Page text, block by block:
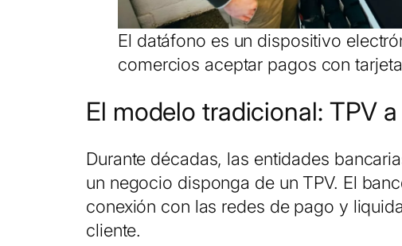
El datáfono es un dispositivo
comercios aceptar pagos con
El modelo tradicional: TPV
Durante décadas, las entidades
un negocio disponga de un TPV. El
conexión con las redes de pago y
cliente.